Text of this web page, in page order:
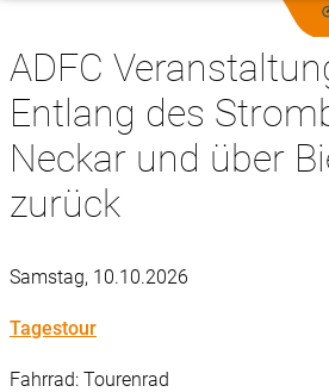
ADFC
Entlang des
Neckar und über
zurück
Samstag, 10.10.2026
Tagestour
Fahrrad: Tourenrad